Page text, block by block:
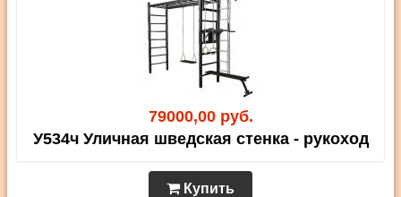
79000,00 руб.
У534ч Уличная шведская стенка - рукоход
Купить